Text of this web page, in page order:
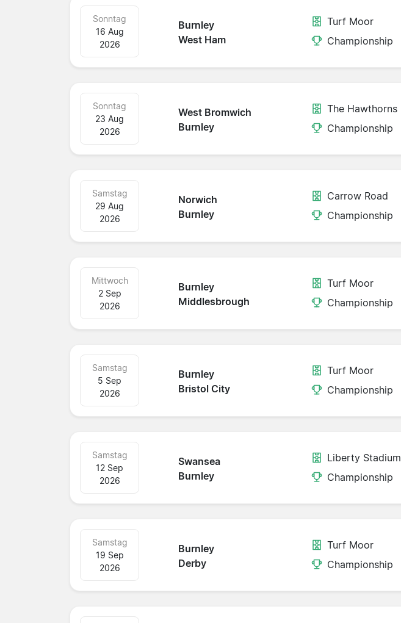
Burnley
West Ham
Sonntag
16 Aug
2026
Turf Moor
Championship
West Bromwich
Burnley
Sonntag
23 Aug
2026
The Hawthorns
Championship
Norwich
Burnley
Samstag
29 Aug
2026
Carrow Road
Championship
Burnley
Middlesbrough
Mittwoch
2 Sep
2026
Turf Moor
Championship
Burnley
Bristol City
Samstag
5 Sep
2026
Turf Moor
Championship
Swansea
Burnley
Samstag
12 Sep
2026
Liberty Stadium
Championship
Burnley
Derby
Samstag
19 Sep
2026
Turf Moor
Championship